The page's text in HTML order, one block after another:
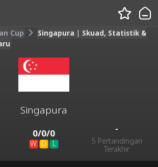
Cup
Singapura | Skuad, Statistik &
Singapura
0/0/0
W D L
-
5 Pertandingan
Terakhir